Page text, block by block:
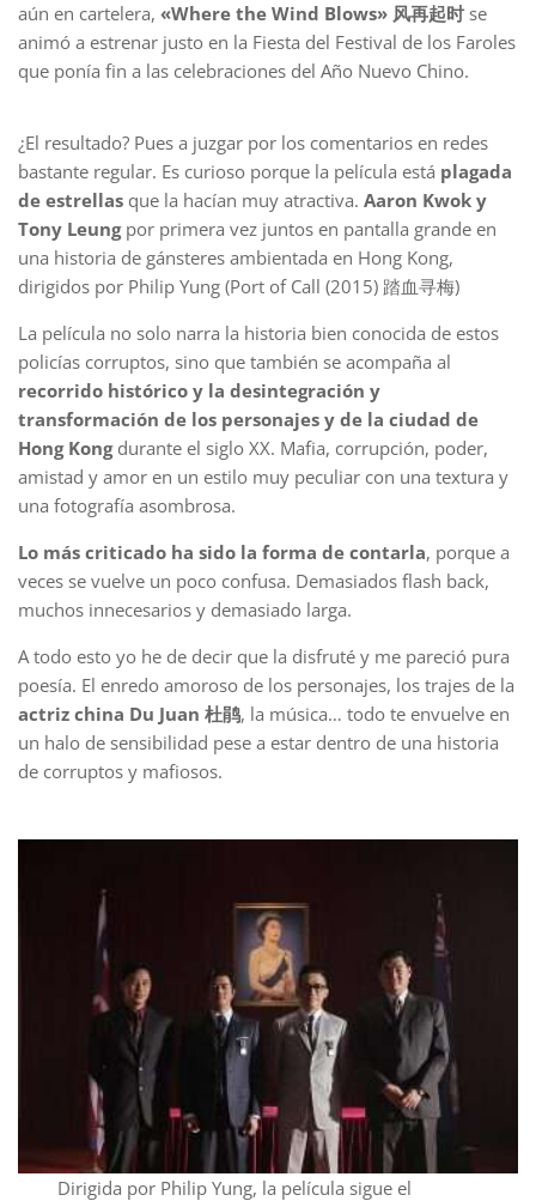
aún en cartelera, «Where the Wind Blows» 风再起时 se
animó a estrenar justo en la Fiesta del Festival de los Faroles
que ponía fin a las celebraciones del Año Nuevo Chino.
¿El resultado? Pues a juzgar por los comentarios en redes
bastante regular. Es curioso porque la película está plagada
de estrellas que la hacían muy atractiva. Aaron Kwok y
Tony Leungpor primera vez juntos en pantalla grande en
una historia de gánsteres ambientada en Hong Kong,
dirigidos por Philip Yung (Port of Call (2015) 踏血寻梅)
La película no solo narra la historia bien conocida de estos
policías corruptos, sino que también se acompaña al
recorrido histórico y la desintegración y
transformación de los personajes y de la ciudad de
Hong Kong durante el siglo XX. Mafia, corrupción, poder,
amistad y amor en un estilo muy peculiar con una textura y
una fotografía asombrosa.
Lo más criticado ha sido la forma de contarla, porque a
veces se vuelve un poco confusa. Demasiados flash back,
muchos innecesarios y demasiado larga.
A todo esto yo he de decir que la disfruté y me pareció pura
poesía. El enredo amoroso de los personajes, los trajes de la
actriz china Du Juan 杜鹃, la música… todo te envuelve en
un halo de sensibilidad pese a estar dentro de una historia
de corruptos y mafiosos.
Dirigida por Philip Yung, la película sigue el